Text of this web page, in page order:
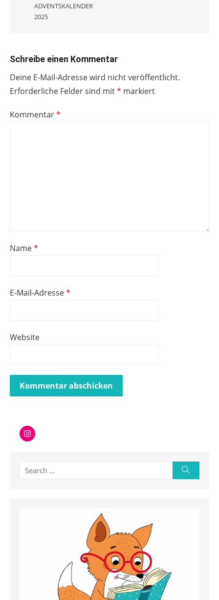
ADVENTSKALENDER
2025
Schreibe einen Kommentar
Deine E-Mail-Adresse wird nicht veröffentlicht.
Erforderliche Felder sind mit* markiert
Kommentar*
Name*
E-Mail-Adresse*
Website
Instagram
Search